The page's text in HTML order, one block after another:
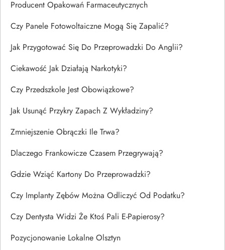
Producent Opakowań Farmaceutycznych
Czy Panele Fotowoltaiczne Mogą Się Zapalić?
Jak Przygotować Się Do Przeprowadzki Do Anglii?
Ciekawość Jak Działają Narkotyki?
Czy Przedszkole Jest Obowiązkowe?
Jak Usunąć Przykry Zapach Z Wykładziny?
Zmniejszenie Obrączki Ile Trwa?
Dlaczego Frankowicze Czasem Przegrywają?
Gdzie Wziąć Kartony Do Przeprowadzki?
Czy Implanty Zębów Można Odliczyć Od Podatku?
Czy Dentysta Widzi Że Ktoś Pali E-Papierosy?
Pozycjonowanie Lokalne Olsztyn